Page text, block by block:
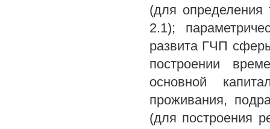
(для определения
2.1);
развита ГЧП
построении
основной
проживания,
(для построения